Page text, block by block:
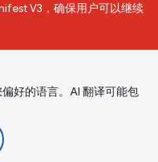
V3，确保用户可以继续
好的语言。AI 翻译可能包